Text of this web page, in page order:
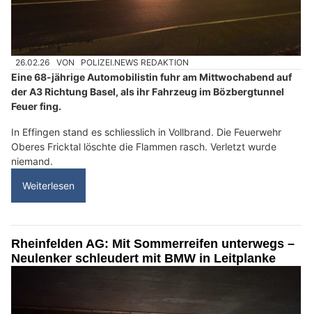
26.02.26 VON POLIZEI.NEWS REDAKTION
Eine 68-jährige Automobilistin fuhr am Mittwochabend auf
der A3 Richtung Basel, als ihr Fahrzeug im Bözbergtunnel
Feuer fing.
In Effingen stand es schliesslich in Vollbrand. Die Feuerwehr
Oberes Fricktal löschte die Flammen rasch. Verletzt wurde
niemand.
Weiterlesen
Rheinfelden AG: Mit Sommerreifen unterwegs –
Neulenker schleudert mit BMW in Leitplanke